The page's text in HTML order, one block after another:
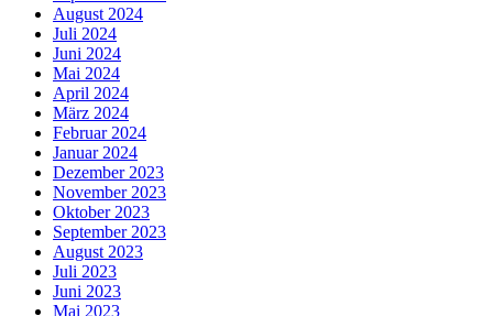
August 2024
Juli 2024
Juni 2024
Mai 2024
April 2024
März 2024
Februar 2024
Januar 2024
Dezember 2023
November 2023
Oktober 2023
September 2023
August 2023
Juli 2023
Juni 2023
Mai 2023